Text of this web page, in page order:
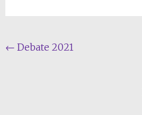
Navegación
← Debate 2021